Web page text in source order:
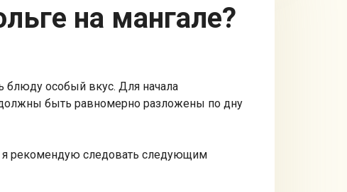
на мангале?
блюду особый вкус. Для начала
должны быть равномерно разложены по дну
я рекомендую следовать следующим